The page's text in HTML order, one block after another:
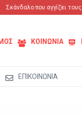
που αγγίζει τους ΟΤΑ!
ΚΟΙΝΩΝΙΑ
ΕΠΙΚΟΙΝΩΝΙΑ